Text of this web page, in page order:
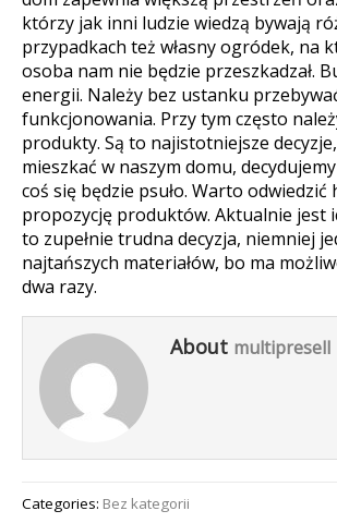
którzy jak inni ludzie wiedzą bywają
przypadkach też własny ogródek, na
osoba nam nie będzie przeszkadzał.
energii. Należy bez ustanku
funkcjonowania. Przy tym często
produkty. Są to najistotniejsze
mieszkać w naszym domu,
coś się będzie psuło. Warto
propozycję produktów. Aktualnie jest
to zupełnie trudna decyzja, niemniej
najtańszych materiałów, bo ma
dwa razy.
About multipresell
Categories: Bez kategorii